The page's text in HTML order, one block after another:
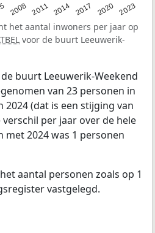
2008 2011 2014 2017 2020 2023
het aantal inwoners per jaar op
voor de buurt Leeuwerik-
buurt Leeuwerik-Weekend
van 23 personen in
2024 (dat is een stijging van
per jaar over de hele
met 2024 was 1 personen
aantal personen zoals op 1
vastgelegd.